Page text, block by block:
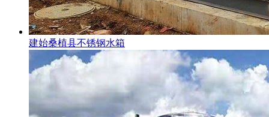
建始桑植县不锈钢水箱